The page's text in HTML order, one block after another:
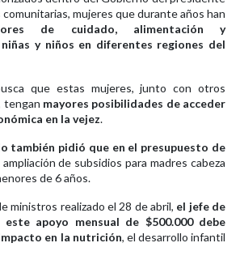
mujeres que durante años han
de cuidado, alimentación y
y niños en diferentes regiones del
que estas mujeres, junto con otros
tengan mayores posibilidades de acceder
en la vejez.
también pidió que en el presupuesto de
de subsidios para madres cabeza
de 6 años.
ministros realizado el 28 de abril, el jefe de
apoyo mensual de $500.000 debe
en la nutrición, el desarrollo infantil